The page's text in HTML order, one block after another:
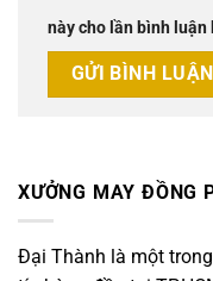
này cho lần bình luận
XƯỞNG MAY ĐỒNG
Đại Thành là một